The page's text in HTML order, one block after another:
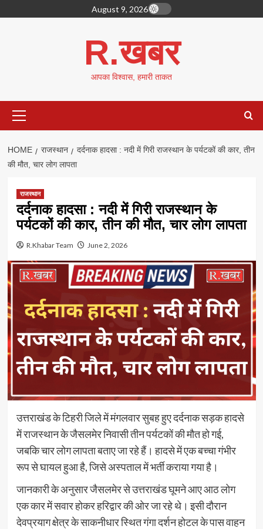
to
August 9, 2026
R.खबर
आपका विश्वास, हमारी ताकत
Menu
HOME राजस्थान
दर्दनाक हादसा : नदी में गिरी राजस्थान के पर्यटकों की कार, तीन
की मौत, चार लोग लापता
राजस्थान
दर्दनाक हादसा : नदी में गिरी राजस्थान के
पर्यटकों की कार, तीन की मौत, चार लोग लापता
R.Khabar Team June 2, 2026
उत्तराखंड के टिहरी जिले में मंगलवार सुबह हुए दर्दनाक सड़क हादसे
में राजस्थान के जैसलमेर निवासी तीन पर्यटकों की मौत हो गई,
जबकि चार लोग लापता बताए जा रहे हैं। हादसे में एक बच्चा गंभीर
रूप से घायल हुआ है, जिसे अस्पताल में भर्ती कराया गया है।
जानकारी के अनुसार जैसलमेर से उत्तराखंड घूमने आए आठ लोग
एक कार में सवार होकर हरिद्वार की ओर जा रहे थे। इसी दौरान
देवप्रयाग क्षेत्र के साकनीधार स्थित गंगा दर्शन होटल के पास वाहन